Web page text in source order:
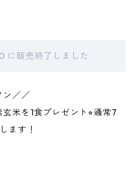
に販売終了しました
ン／／
米を1食プレゼント⭐︎通常7
ます！